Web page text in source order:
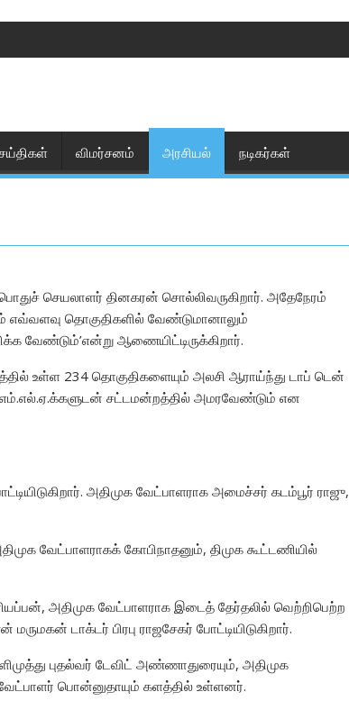
விமர்சனம் அரசியல் நடிகர்கள்
செயலாளர் தினகரன் சொல்லிவருகிறார். அதேநேரம்
எவ்வளவு தொகுதிகளில் வேண்டுமானாலும்
வேண்டும்’என்று ஆணையிட்டிருக்கிறார்.
உள்ள 234 தொகுதிகளையும் அலசி ஆராய்ந்து டாப் டென்
சட்டமன்றத்தில் அமரவேண்டும் என
அதிமுக வேட்பாளராக அமைச்சர் கடம்பூர் ராஜு,
வேட்பாளராகக் கோபிநாதனும், திமுக கூட்டணியில்
அதிமுக வேட்பாளராக இடைத் தேர்தலில் வெற்றிபெற்ற
டாக்டர் பிரபு ராஜசேகர் போட்டியிடுகிறார்.
புதல்வர் டேவிட் அண்ணாதுரையும், அதிமுக
பொன்னுதாயும் களத்தில் உள்ளனர்.